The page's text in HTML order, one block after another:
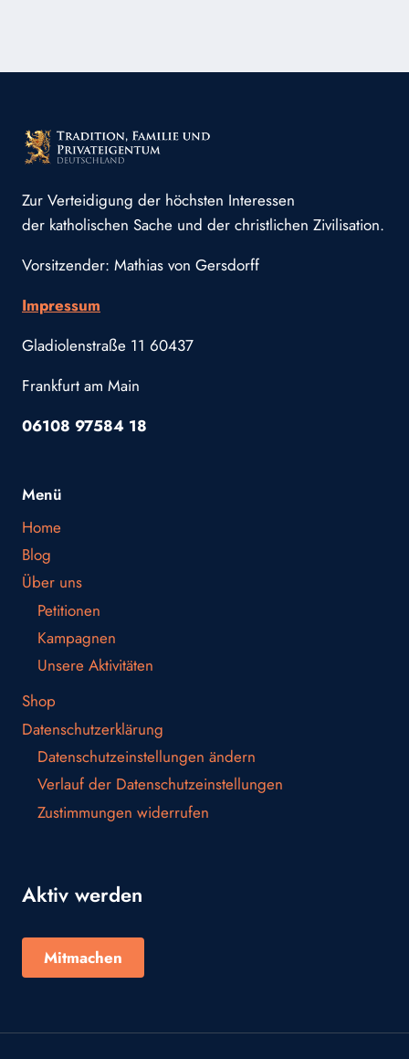
Zur Verteidigung der höchsten Interessen
der katholischen Sache und der christlichen Zivilisation.
Vorsitzender: Mathias von Gersdorff
Impressum
Gladiolenstraße 11 60437
Frankfurt am Main
06108 97584 18
Menü
Home
Blog
Über uns
Petitionen
Kampagnen
Unsere Aktivitäten
Shop
Datenschutzerklärung
Datenschutzeinstellungen ändern
Verlauf der Datenschutzeinstellungen
Zustimmungen widerrufen
Aktiv werden
Mitmachen